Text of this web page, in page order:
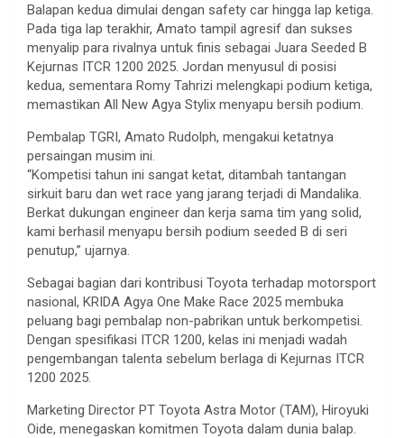
Balapan kedua dimulai dengan safety car hingga lap ketiga.
Pada tiga lap terakhir, Amato tampil agresif dan sukses
menyalip para rivalnya untuk finis sebagai Juara Seeded B
Kejurnas ITCR 1200 2025. Jordan menyusul di posisi
kedua, sementara Romy Tahrizi melengkapi podium ketiga,
memastikan All New Agya Stylix menyapu bersih podium.
Pembalap TGRI, Amato Rudolph, mengakui ketatnya
persaingan musim ini.
“Kompetisi tahun ini sangat ketat, ditambah tantangan
sirkuit baru dan wet race yang jarang terjadi di Mandalika.
Berkat dukungan engineer dan kerja sama tim yang solid,
kami berhasil menyapu bersih podium seeded B di seri
penutup,” ujarnya.
Sebagai bagian dari kontribusi Toyota terhadap motorsport
nasional, KRIDA Agya One Make Race 2025 membuka
peluang bagi pembalap non-pabrikan untuk berkompetisi.
Dengan spesifikasi ITCR 1200, kelas ini menjadi wadah
pengembangan talenta sebelum berlaga di Kejurnas ITCR
1200 2025.
Marketing Director PT Toyota Astra Motor (TAM), Hiroyuki
Oide, menegaskan komitmen Toyota dalam dunia balap.